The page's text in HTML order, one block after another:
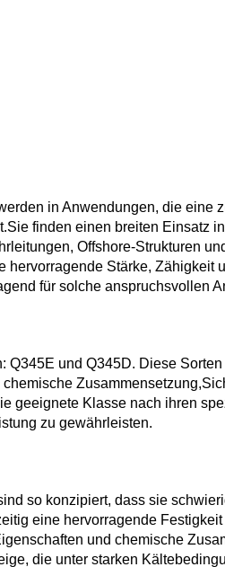
in Anwendungen, die eine
finden einen breiten Einsatz
Offshore-Strukturen
hervorragende Stärke, Zähigkeit
für solche anspruchsvollen
Q345E und Q345D. Diese
geeignete Klasse nach ihren
zu gewährleisten.
so konzipiert, dass sie
eine hervorragende
und chemische
die unter starken